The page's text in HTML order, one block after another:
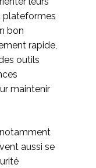
plateformes
bon
rapide,
outils
maintenir
aussi se